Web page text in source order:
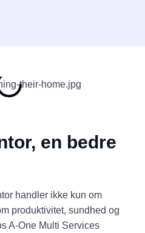
en bedre
handler ikke kun om
produktivitet, sundhed og
A-One Multi Services